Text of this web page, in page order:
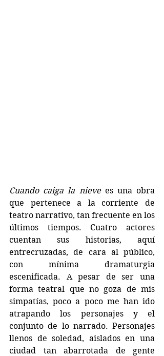
Cuando caiga la nieve es una obra
que pertenece a la corriente de
teatro narrativo, tan frecuente en los
últimos tiempos. Cuatro actores
cuentan sus historias, aquí
entrecruzadas, de cara al público,
con mínima dramaturgia
escenificada. A pesar de ser una
forma teatral que no goza de mis
simpatías, poco a poco me han ido
atrapando los personajes y el
conjunto de lo narrado. Personajes
llenos de soledad, aislados en una
ciudad tan abarrotada de gente